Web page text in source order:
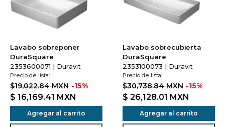
Lavabo sobreponer
DuraSquare
2353600071 | Duravit
Precio de lista:
$19,022.84 MXN -15%
$ 16,169.41 MXN
Agregar al carrito
Lavabo sobrecubierta
DuraSquare
2353100073 | Duravit
Precio de lista:
$30,738.84 MXN -15%
$ 26,128.01 MXN
Agregar al carrito